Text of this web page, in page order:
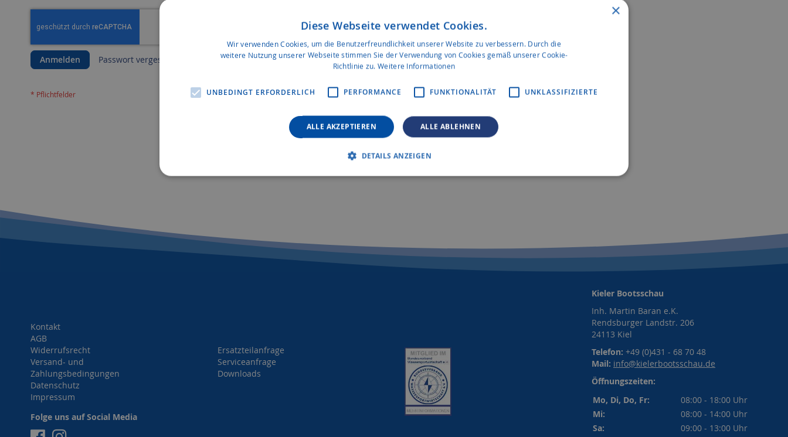
Anmelden Passwort vergessen?
Kontakt
AGB
Widerrufsrecht
Versand- und
Zahlungsbedingungen
Datenschutz
Impressum
Ersatzteilanfrage
Serviceanfrage
Downloads
Folge uns auf Social Media
Kieler Bootsschau
Inh. Martin Baran e.K.
Rendsburger Landstr. 206
24113 Kiel
Telefon: +49 (0)431 - 68 70 48
Mail: info@kielerbootsschau.de
Öffnungszeiten:
Mo, Di, Do, Fr:
08:00 - 18:00 Uhr
Mi:
08:00 - 14:00 Uhr
Sa:
09:00 - 13:00 Uhr
×
Diese Webseite verwendet Cookies.
Wir verwenden Cookies, um die Benutzerfreundlichkeit unserer Website zu verbessern. Durch die
weitere Nutzung unserer Webseite stimmen Sie der Verwendung von Cookies gemäß unserer Cookie-
Richtlinie zu.Weitere Informationen
UNBEDINGT ERFORDERLICH PERFORMANCE FUNKTIONALITÄT UNKLASSIFIZIERTE
ALLE AKZEPTIEREN ALLE ABLEHNEN
DETAILS ANZEIGEN